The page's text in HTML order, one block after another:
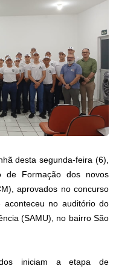
desta segunda-feira (6),
de Formação dos novos
aprovados no concurso
aconteceu no auditório do
(SAMU), no bairro São
iniciam a etapa de